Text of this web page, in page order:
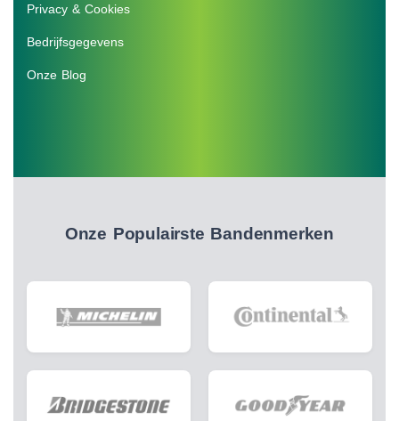
Privacy & Cookies
Bedrijfsgegevens
Onze Blog
Onze Populairste Bandenmerken